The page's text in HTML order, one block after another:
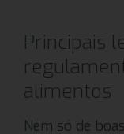
Principais
alimentos
Nem só de